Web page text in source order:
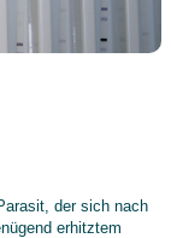
der sich nach
erhitztem